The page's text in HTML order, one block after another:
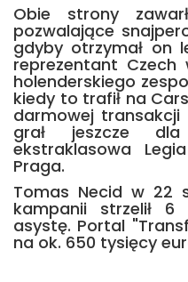
Obie strony
pozwalające
gdyby otrzymał on
reprezentant Czech
holenderskiego
kiedy to trafił na
darmowej transakcji
grał jeszcze
ekstraklasowa
Praga.
Tomas Necid w 22
kampanii strzelił
asystę. Portal
na ok. 650 tysięcy